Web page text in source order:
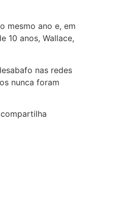
mesmo ano e, em
10 anos, Wallace,
nas redes
nunca foram